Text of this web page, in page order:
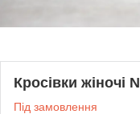
Кросівки жіночі
Під замовлення